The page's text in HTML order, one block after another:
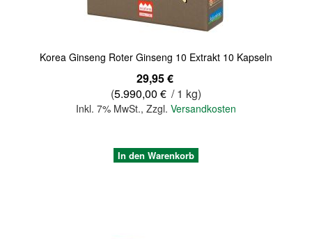
Korea Ginseng Roter Ginseng 10 Extrakt 10 Kapseln
29,95 €
(5.990,00 € / 1 kg)
Inkl. 7% MwSt., Zzgl. Versandkosten
In den Warenkorb